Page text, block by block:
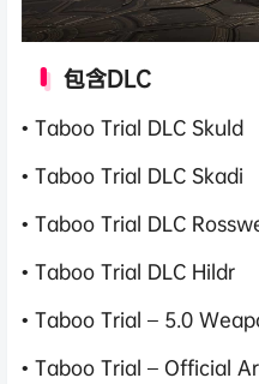
包含DLC
• Taboo Trial DLC Skuld
• Taboo Trial DLC Skadi
• Taboo Trial DLC
• Taboo Trial DLC Hildr
• Taboo Trial – 5.0
• Taboo Trial – Official